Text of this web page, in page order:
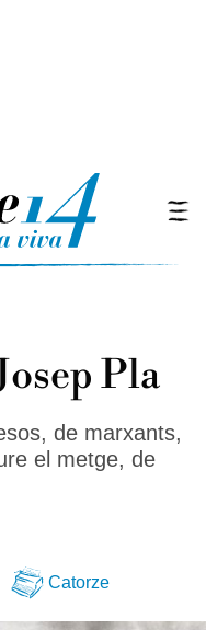
Pla
de marxants,
el metge, de
Catorze